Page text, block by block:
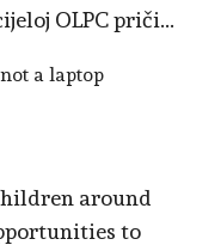
OLPC priči...
a laptop
around
to